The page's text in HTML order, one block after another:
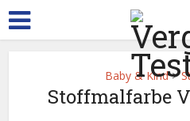
Baby & Kind>
Stoffmalfarbe